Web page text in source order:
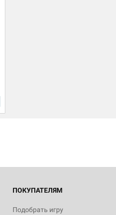
ПОКУПАТЕЛЯМ
Подобрать игру